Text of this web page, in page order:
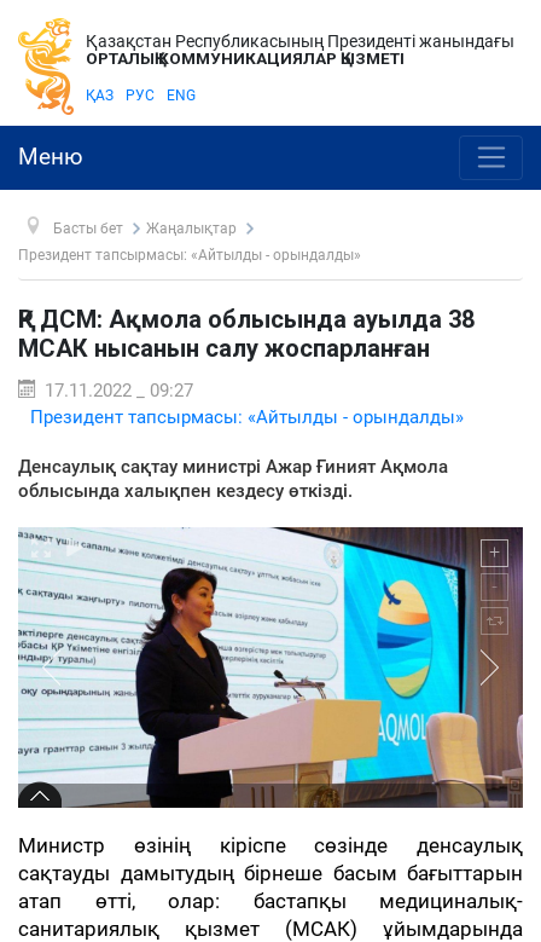
Қазақстан Республикасының Президенті жанындағы
ОРТАЛЫҚ КОММУНИКАЦИЯЛАР ҚЫЗМЕТІ
ҚАЗ РУС ENG
Меню
Басты бет
Жаңалықтар
Президент тапсырмасы: «Айтылды - орындалды»
ҚР ДСМ: Ақмола облысында ауылда 38
МСАК нысанын салу жоспарланған
17.11.2022 _ 09:27
Президент тапсырмасы: «Айтылды - орындалды»
Денсаулық сақтау министрі Ажар Ғиният Ақмола
облысында халықпен кездесу өткізді.
Министр өзінің кіріспе сөзінде денсаулық
сақтауды дамытудың бірнеше басым бағыттарын
атап өтті, олар: бастапқы медициналық-
санитариялық қызмет (МСАК) ұйымдарында